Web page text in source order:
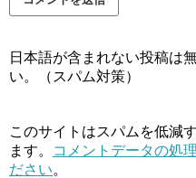
日本語が含まれない投稿は
い。（スパム対策）
このサイトはスパムを低減
ます。
コメントデータの処
ださい。